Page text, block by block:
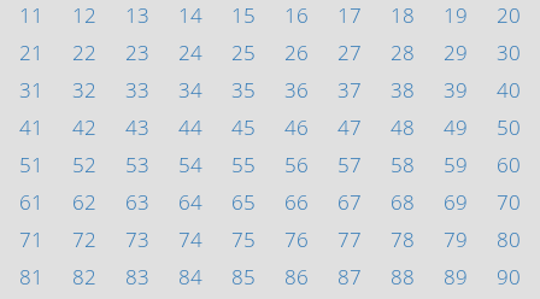
11
12 13 14 15 16 17 18 19
20
21
22 23 24 25 26 27 28 29
30
31
32 33 34 35 36 37 38 39
40
41
42 43 44 45 46 47 48 49
50
51
52 53 54 55 56 57 58 59
60
61
62 63 64 65 66 67 68 69
70
71
72 73 74 75 76 77 78 79
80
81
82 83 84 85 86 87 88 89
90